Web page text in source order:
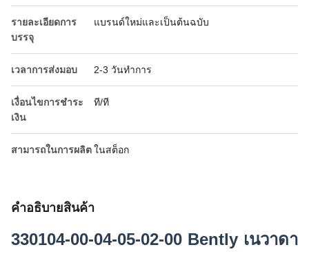
รายละเอียดการ
บรรจุ
แบรนด์ใหม่และเป็นต้นฉบับ
เวลาการส่งมอบ 2-3 วันทำการ
เงื่อนไขการชำระ
เงิน
ที/ที
สามารถในการผลิตในสต็อก
คําอธิบายสินค้า
330104-00-04-05-02-00 Bently เนวาดา